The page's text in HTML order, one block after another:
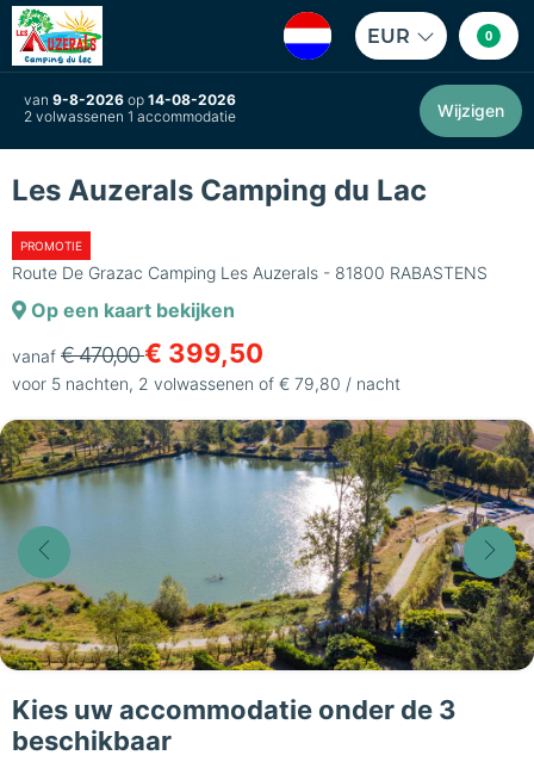
EUR 0
van 9-8-2026 op 14-08-2026
2 volwassenen 1 accommodatie
Wijzigen
Les Auzerals Camping du Lac
PROMOTIE
Route De Grazac Camping Les Auzerals - 81800 RABASTENS
Op een kaart bekijken
vanaf € 470,00€ 399,50
voor 5 nachten, 2 volwassenen of € 79,80 / nacht
Kies uw accommodatie onder de 3
beschikbaar